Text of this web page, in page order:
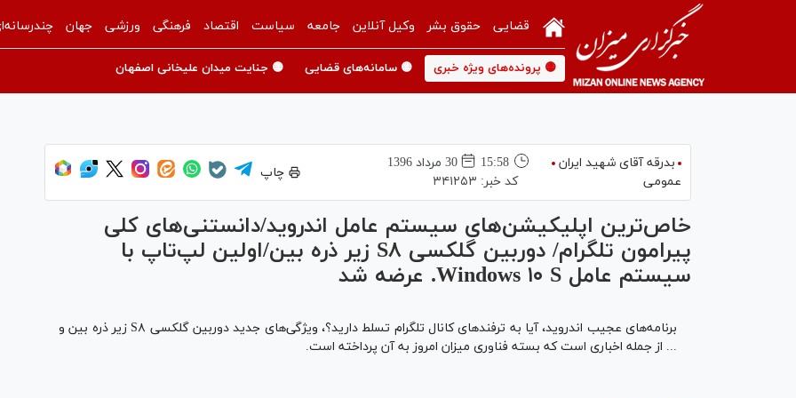
قضایی حقوق بشر وکیل آنلاین جامعه سیاست اقتصاد فرهنگی ورزشی جهان
🟡 پرونده‌های ویژه خبری 🟡 سامانه‌های قضایی 🟡 جنایت میدان علیخانی اصفهان
بدرقه آقای شهید ایران
عمومی
15:58
30 مرداد 1396
کد خبر: ۳۴۱۲۵۳
چاپ
خاص‌ترین اپلیکیشن‌های سیستم عامل اندروید/دانستنی‌های کلی
پیرامون تلگرام/ دوربین گلکسی S۸ زیر ذره بین/اولین لپ‌تاپ با
سیستم عامل Windows ۱۰ S. عرضه شد
برنامه‌های عجیب اندروید، آیا به ترفند‌های کانال تلگرام تسلط دارید؟، ویژگی‌های جدید دوربین گلکسی S۸ زیر ذره بین و
... از جمله اخباری است که بسته فناوری میزان امروز به آن پرداخته است.